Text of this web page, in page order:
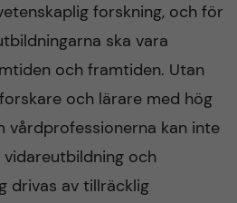
forskning, och för
ska vara
och framtiden. Utan
och lärare med hög
vårdprofessionerna kan inte
och
drivas av tillräcklig